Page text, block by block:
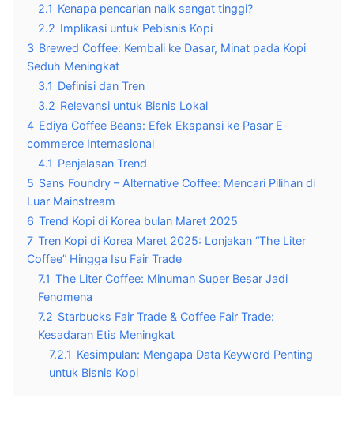
2.1 Kenapa pencarian naik sangat tinggi?
2.2 Implikasi untuk Pebisnis Kopi
3 Brewed Coffee: Kembali ke Dasar, Minat pada Kopi
Seduh Meningkat
3.1 Definisi dan Tren
3.2 Relevansi untuk Bisnis Lokal
4 Ediya Coffee Beans: Efek Ekspansi ke Pasar E-
commerce Internasional
4.1 Penjelasan Trend
5 Sans Foundry – Alternative Coffee: Mencari Pilihan di
Luar Mainstream
6 Trend Kopi di Korea bulan Maret 2025
7 Tren Kopi di Korea Maret 2025: Lonjakan “The Liter
Coffee” Hingga Isu Fair Trade
7.1 The Liter Coffee: Minuman Super Besar Jadi
Fenomena
7.2 Starbucks Fair Trade & Coffee Fair Trade:
Kesadaran Etis Meningkat
7.2.1 Kesimpulan: Mengapa Data Keyword Penting
untuk Bisnis Kopi